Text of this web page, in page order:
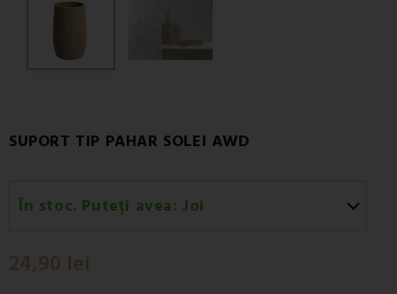
SUPORT TIP PAHAR SOLEI AWD
În stoc. Puteți avea: Joi
Joi 13.08
24,90 lei